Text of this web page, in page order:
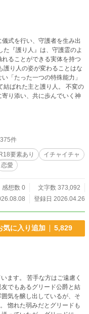
式を行い、守護者を生み出
ることができる実体を持つ
「たった一つの特殊能力」
り添い、共に歩んでいく神
件
要素あり
イチャイチャ
恋愛
感想数 0
文字数 373,092
登録日 2026.04.26
気に入り追加 5,829
ます。 苦手な方はご遠慮く
気を醸し出しているが、そ
惚れた弱みだとグリードも